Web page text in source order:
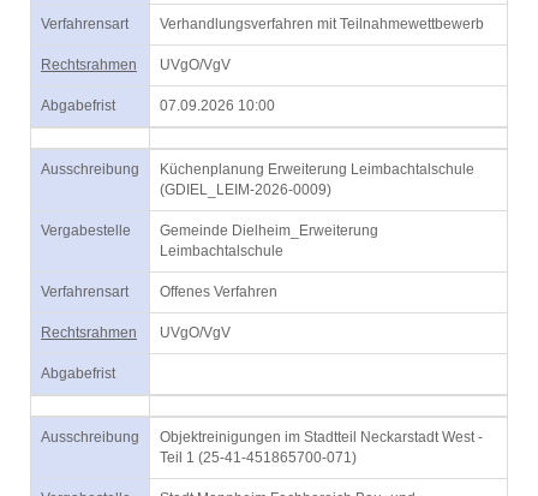
Verfahrensart Verhandlungsverfahren mit Teilnahmewettbewerb
Rechtsrahmen UVgO/VgV
Abgabefrist 07.09.2026 10:00
Ausschreibung
Küchenplanung Erweiterung Leimbachtalschule
(GDIEL_LEIM-2026-0009)
Vergabestelle
Gemeinde Dielheim_Erweiterung
Leimbachtalschule
Verfahrensart Offenes Verfahren
Rechtsrahmen UVgO/VgV
Abgabefrist
Ausschreibung
Objektreinigungen im Stadtteil Neckarstadt West -
Teil 1 (25-41-451865700-071)